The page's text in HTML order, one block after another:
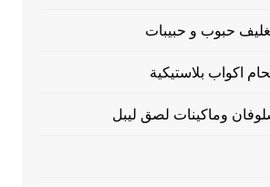
حبوب و حبيبات
اكواب بلاستيكية
وماكينات لصق ليبل